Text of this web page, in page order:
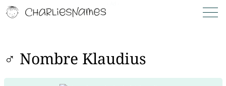
♂ Nombre Klaudius